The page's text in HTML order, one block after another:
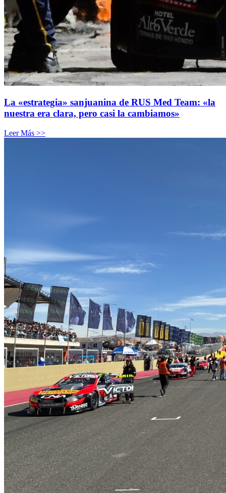
La «estrategia» sanjuanina de RUS Med Team: «la
nuestra era clara, pero casi la cambiamos»
Leer Más >>